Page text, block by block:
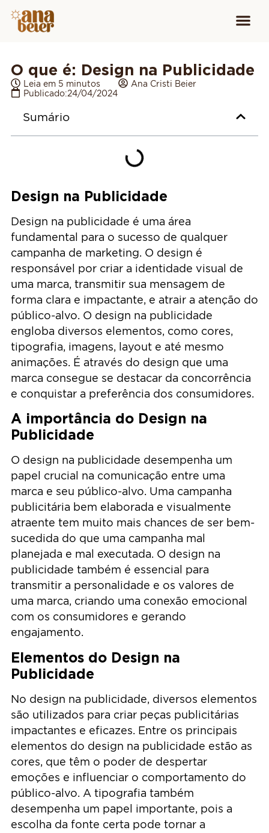
O que é: Design na Publicidade
Leia em 5 minutos
Ana Cristi Beier
Publicado:24/04/2024
Sumário
Design na Publicidade
Design na publicidade é uma área
fundamental para o sucesso de qualquer
campanha de marketing. O design é
responsável por criar a identidade visual de
uma marca, transmitir sua mensagem de
forma clara e impactante, e atrair a atenção do
público-alvo. O design na publicidade
engloba diversos elementos, como cores,
tipografia, imagens, layout e até mesmo
animações. É através do design que uma
marca consegue se destacar da concorrência
e conquistar a preferência dos consumidores.
A importância do Design na
Publicidade
O design na publicidade desempenha um
papel crucial na comunicação entre uma
marca e seu público-alvo. Uma campanha
publicitária bem elaborada e visualmente
atraente tem muito mais chances de ser bem-
sucedida do que uma campanha mal
planejada e mal executada. O design na
publicidade também é essencial para
transmitir a personalidade e os valores de
uma marca, criando uma conexão emocional
com os consumidores e gerando
engajamento.
Elementos do Design na
Publicidade
No design na publicidade, diversos elementos
são utilizados para criar peças publicitárias
impactantes e eficazes. Entre os principais
elementos do design na publicidade estão as
cores, que têm o poder de despertar
emoções e influenciar o comportamento do
público-alvo. A tipografia também
desempenha um papel importante, pois a
escolha da fonte certa pode tornar a